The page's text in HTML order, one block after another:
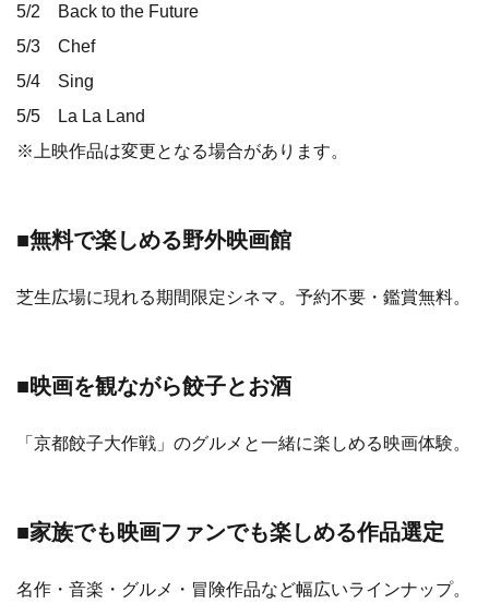
5/2 Back to the Future
5/3 Chef
5/4 Sing
5/5 La La Land
※上映作品は変更となる場合があります。
■無料で楽しめる野外映画館
芝生広場に現れる期間限定シネマ。予約不要・鑑賞無料。
■映画を観ながら餃子とお酒
「京都餃子大作戦」のグルメと一緒に楽しめる映画体験。
■家族でも映画ファンでも楽しめる作品選定
名作・音楽・グルメ・冒険作品など幅広いラインナップ。